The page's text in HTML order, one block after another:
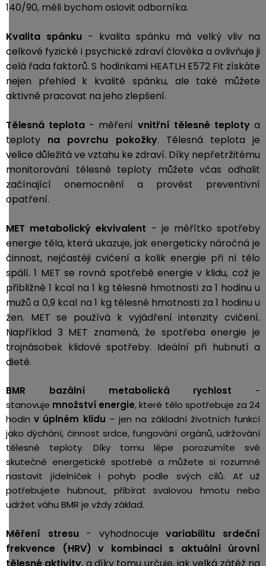
140/90, měli bychom oslovit odborníka.
Kvalita spánku - kvalita spánku má velký vliv na
celkové fyzické i psychické zdraví člověka a ovlivňuje ji
celá řada faktorů. S hodinkami HEATLH E572 Fit získáte
nejen přehled k kvalitě spánku, ale také můžete
aktivně pracovat na jeho zlepšení.
Tělesná teplota - měření vnitřní tělesné teplotya
teploty na povrchu pokožky. Tělesná teplota je
velice důležitá ve vztahu ke zdraví. Díky nepřetržitému
monitorování tělesné teploty můžete včas odhalit
začínající onemocnění a provést preventivní
opatření.
MET metabolický ekvivalent - je měřítko spotřeby
energie těla, která ukazuje, jak energeticky náročná je
činnost, nejčastěji cvičení a kolik energie při ní tělo
spálí. 1 MET se rovná spotřebě energie v klidu, což je
přibližně 1 kcal na 1 kg tělesné hmotnosti za 1 hodinu u
mužů a 0,9 kcal na 1 kg tělesné hmotnosti za 1 hodinu u
žen. MET se používá k vyjádření intenzity cvičení.
Například 3 MET znamená, že spotřeba energie je
trojnásobek klidové spotřeby. Ideální při hubnutí a
dietě.
BMR bazální metabolická rychlost -
stanovuje množství energie, které tělo spotřebuje za 24
hodinv úplném klidu – jen na základní životních funkcí
jako dýchání, činnost srdce, fungování orgánů, udržování
tělesné teploty. Díky tomu lépe porozumíte své
skutečné energetické spotřebě a můžete si rozumně
nastavit jídelníček i pohyb podle svých cílů. Ať už
potřebujete hubnout, přibírat svalovou hmotu nebo
udržet váhu BMR je vždy základ.
Měření stresu- vyhodnocujevariabilitu srdeční
frekvence (HRV) v kombinaci s aktuální úrovní